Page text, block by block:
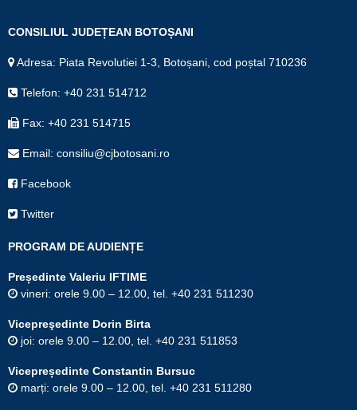
CONSILIUL JUDEȚEAN BOTOȘANI
Adresa: Piata Revolutiei 1-3, Botoșani, cod poștal 710236
Telefon: +40 231 514712
Fax: +40 231 514715
Email: consiliu@cjbotosani.ro
Facebook
Twitter
PROGRAM DE AUDIENȚE
Președinte Valeriu IFTIME
vineri: orele 9.00 – 12.00, tel. +40 231 511230
Vicepreşedinte Dorin Birta
joi: orele 9.00 – 12.00, tel. +40 231 511853
Vicepreședinte Constantin Bursuc
marți: orele 9.00 – 12.00, tel. +40 231 511280